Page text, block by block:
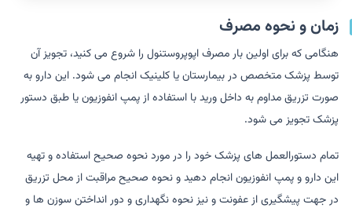
زمان و نحوه مصرف
هنگامی که برای اولین بار مصرف اپوپروستنول را شروع می کنید، تجویز آن
توسط پزشک متخصص در بیمارستان یا کلینیک انجام می شود. این دارو به
صورت تزریق مداوم به داخل ورید با استفاده از پمپ انفوزیون یا طبق دستور
پزشک تجویز می شود.
تمام دستورالعمل های پزشک خود را در مورد نحوه صحیح استفاده و تهیه
این دارو و پمپ انفوزیون انجام دهید و نحوه صحیح مراقبت از محل تزریق
در جهت پیشگیری از عفونت و نیز نحوه نگهداری و دور انداختن سوزن ها و